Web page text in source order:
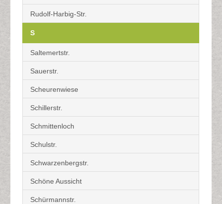
Rudolf-Harbig-Str.
S
Saltemertstr.
Sauerstr.
Scheurenwiese
Schillerstr.
Schmittenloch
Schulstr.
Schwarzenbergstr.
Schöne Aussicht
Schürmannstr.